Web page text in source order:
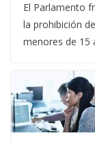
El Parlamento
la prohibición
menores de 15